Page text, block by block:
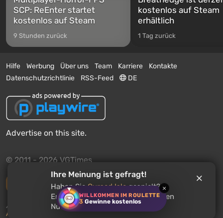
WILLKOMMEN IM ROULETTE
3 Gewinne kostenlos
×
SCP: ReEnter startet
kostenlos auf Steam
9 Stunden zurück
kostenlos auf Steam
erhältlich
1 Tag zurück
Hilfe Werbung Über uns Team Karriere
Kontakte
Datenschutzrichtlinie
RSS-Feed DE
Advertise on this site.
© 2011 - 2026 VGTimes
Vollständige Version
Push-Benachrichtigungen über Nachrichten:
Aktivieren
Ihre Meinung ist gefragt!
Haben SieCursed Islegespielt?
Empfehlen Sie dieses Spiel anderen
Nutzern?